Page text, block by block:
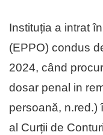
Instituția a intrat
(EPPO) condus
2024, când
dosar penal in
persoană, n.red.)
al Curții de